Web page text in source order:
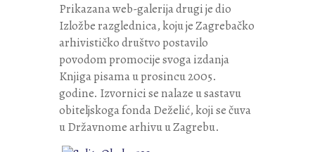
Prikazana web-galerija drugi je dio
Izložbe razglednica, koju je Zagrebačko
arhivističko društvo postavilo
povodom promocije svoga izdanja
Knjiga pisama u prosincu 2005.
godine. Izvornici se nalaze u sastavu
obiteljskoga fonda Deželić, koji se čuva
u Državnome arhivu u Zagrebu.